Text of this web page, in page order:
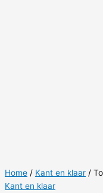
Home / Kant en klaar /
Kant en klaar